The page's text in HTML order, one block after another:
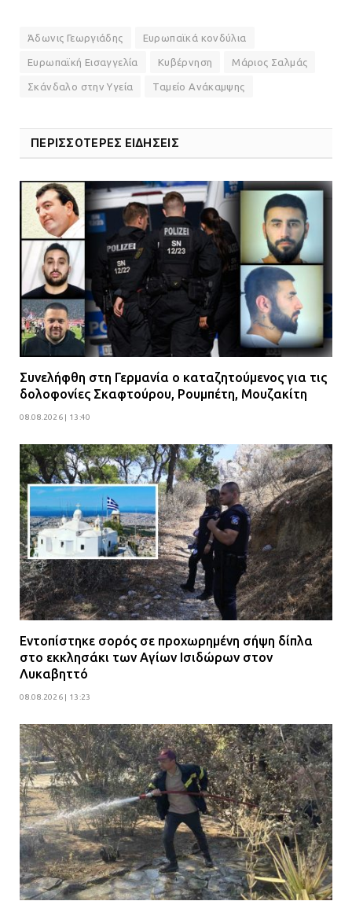
πρωινή διακοπή ρεύματος στη
Ασπρόπυργο – Ήχησε το 112
Δίωξη για απόπειρα
ανθρωποκτονίας στους δύο
αστυνομικούς
08.07.2026 | 22:30
Ομαδικός βιασμός 19χρονης στο
Α.Τ. Ομονοίας: Ο Εισαγγελέας
αστυνομικών
Ο δήμαρχος Μάνδρας δώρισε όλους
τους μισθούς του 2025 στο Θριάσιο
για μηχάνημα καρδιολογικών
επεμβάσεων
08.07.2026 | 15:02
Άδωνις Γεωργιάδης Ευρωπαϊκά κονδύλια
Ευρωπαϊκή Εισαγγελία Κυβέρνηση Μάριος Σαλμάς
Σκάνδαλο στην Υγεία Ταμείο Ανάκαμψης
ΠΕΡΙΣΣΟΤΕΡΕΣ ΕΙΔΗΣΕΙΣ
Συνελήφθη στη Γερμανία ο καταζητούμενος για τις
δολοφονίες Σκαφτούρου, Ρουμπέτη, Μουζακίτη
08.08.2026 | 13:40
Εντοπίστηκε σορός σε προχωρημένη σήψη δίπλα
στο εκκλησάκι των Αγίων Ισιδώρων στον
Λυκαβηττό
08.08.2026 | 13:23